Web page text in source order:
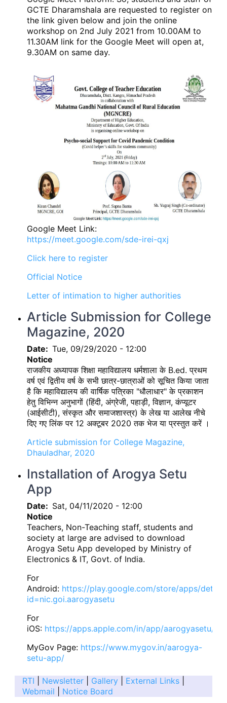
GCTE Dharamshala are requested to register on
the link given below and join the online
workshop on 2nd July 2021 from 10.00AM to
11.30AM link for the Google Meet will open at,
9.30AM on same day.
Google Meet Link:
https://meet.google.com/sde-irei-qxj
Click here to register
Official Notice
Letter of intimation to higher authorities
Article Submission for College
Magazine, 2020
Date
Tue, 09/29/2020 - 12:00
Notice
राजकीय अध्यापक शिक्षा महाविद्यालय धर्मशाला के B.ed. प्रथम
वर्ष एवं द्वितीय वर्ष के सभी छात्र-छात्राओं को सूचित किया जाता
है कि महाविद्यालय की वार्षिक पत्रिका "धौलाधार" के प्रकाशन
हेतु विभिन्न अनुभागों (हिंदी, अंग्रेजी, पहाड़ी, विज्ञान, कंप्यूटर
(आईसीटी), संस्कृत और समाजशास्त्र) के लेख या आलेख नीचे
दिए गए लिंक पर 12 अक्टूबर 2020 तक भेज या प्रस्तुत करें ।
Article submission for College Magazine,
Dhauladhar, 2020
Installation of Arogya Setu
App
Date
Sat, 04/11/2020 - 12:00
Notice
Teachers, Non-Teaching staff, students and
society at large are advised to download
Arogya Setu App developed by Ministry of
Electronics & IT, Govt. of India.
For
Android: https://play.google.com/store/apps/
id=nic.goi.aarogyasetu
For
iOS: https://apps.apple.com/in/app/aarogyasetu/
MyGov Page: https://www.mygov.in/aarogya-
setu-app/
RTI Newsletter Gallery External Links
Webmail
Notice Board